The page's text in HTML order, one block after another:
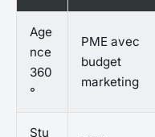
Age
nce
360
°
PME avec
budget
marketing
Stu